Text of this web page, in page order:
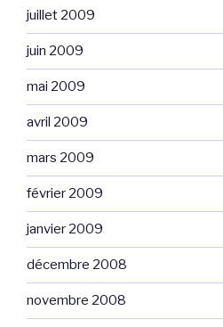
juillet 2009
juin 2009
mai 2009
avril 2009
mars 2009
février 2009
janvier 2009
décembre 2008
novembre 2008